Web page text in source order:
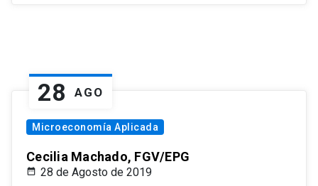
28 AGO
Microeconomía Aplicada
Cecilia Machado, FGV/EPG
28 de Agosto de 2019